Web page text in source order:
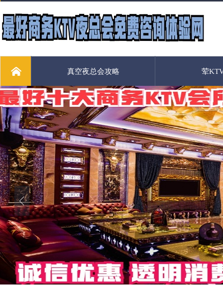
真空夜总会攻略 荤